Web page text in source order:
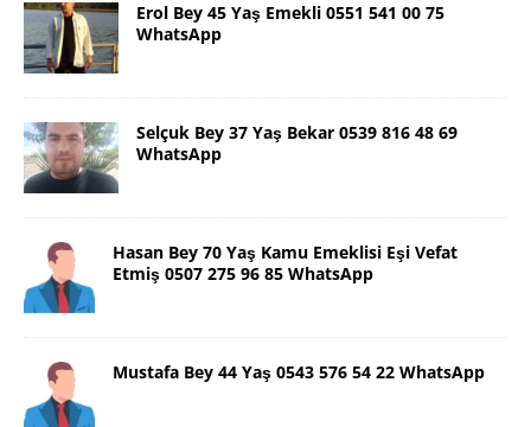
Erol Bey 45 Yaş Emekli 0551 541 00 75
WhatsApp
Selçuk Bey 37 Yaş Bekar 0539 816 48 69
WhatsApp
Hasan Bey 70 Yaş Kamu Emeklisi Eşi Vefat
Etmiş 0507 275 96 85 WhatsApp
Mustafa Bey 44 Yaş 0543 576 54 22 WhatsApp